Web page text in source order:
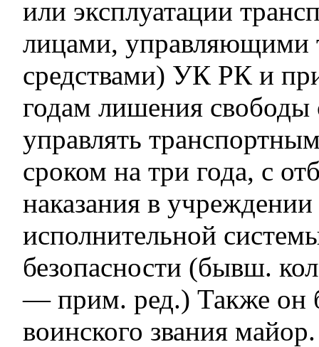
или эксплуатации
лицами, управляющими
средствами) УК РК и
годам лишения
управлять
сроком на три года, с
наказания в
исполнительной
безопасности (бывш.
— прим. ред.) Также он
воинского звания майор.